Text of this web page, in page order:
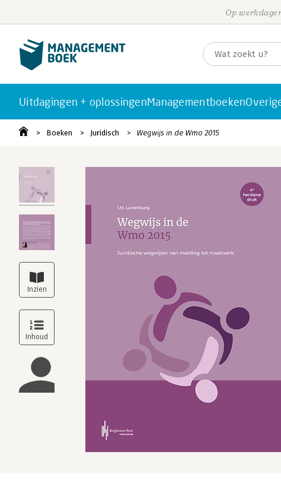
Op
Uitdagingen + oplossingenManagementboeken
Boeken Juridisch Wegwijs in de Wmo 2015